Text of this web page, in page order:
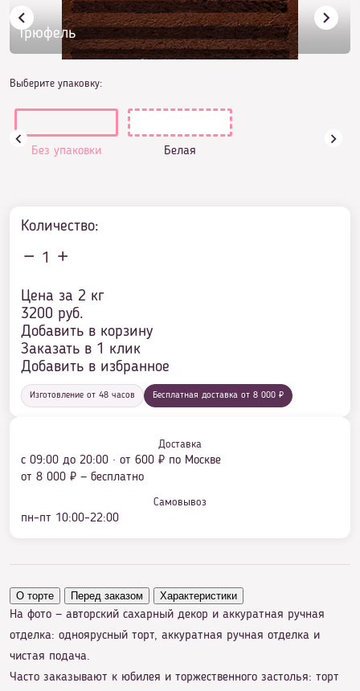
Трюфель
Выберите упаковку:
Без упаковки Белая
Количество:
1
Цена за 2 кг
3200 руб.
Добавить в корзину
Заказать в 1 клик
Добавить в избранное
Изготовление от 48 часов Бесплатная доставка от 8 000 ₽
Доставка
с 09:00 до 20:00 · от 600 ₽ по Москве
от 8 000 ₽ — бесплатно
Самовывоз
пн–пт 10:00–22:00
О торте Перед заказом Характеристики
На фото — авторский сахарный декор и аккуратная ручная
отделка: одноярусный торт, аккуратная ручная отделка и
чистая подача.
Часто заказывают к юбилея и торжественного застолья: торт